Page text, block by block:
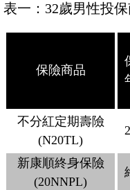
表一：32歲男性投
保險商品
不分紅定期壽險
(N20TL)
新康順終身保險
(20NNPL)